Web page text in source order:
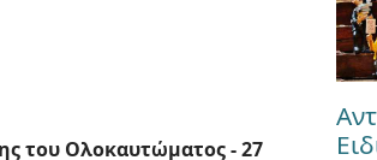
του Ολοκαυτώματος - 27